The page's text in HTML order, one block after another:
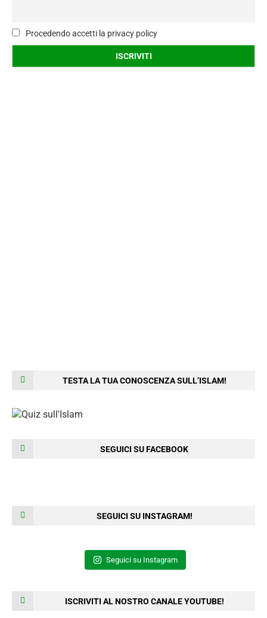
Procedendo accetti la privacy policy
TESTA LA TUA CONOSCENZA SULL’ISLAM!
SEGUICI SU FACEBOOK
SEGUICI SU INSTAGRAM!
Seguici su Instagram
ISCRIVITI AL NOSTRO CANALE YOUTUBE!